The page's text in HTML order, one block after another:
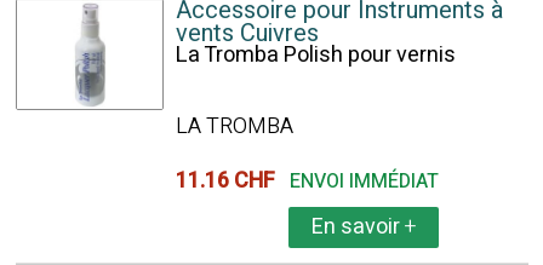
Accessoire pour Instruments à
vents Cuivres
La Tromba Polish pour vernis
LA TROMBA
11.16 CHF ENVOI IMMÉDIAT
En savoir+